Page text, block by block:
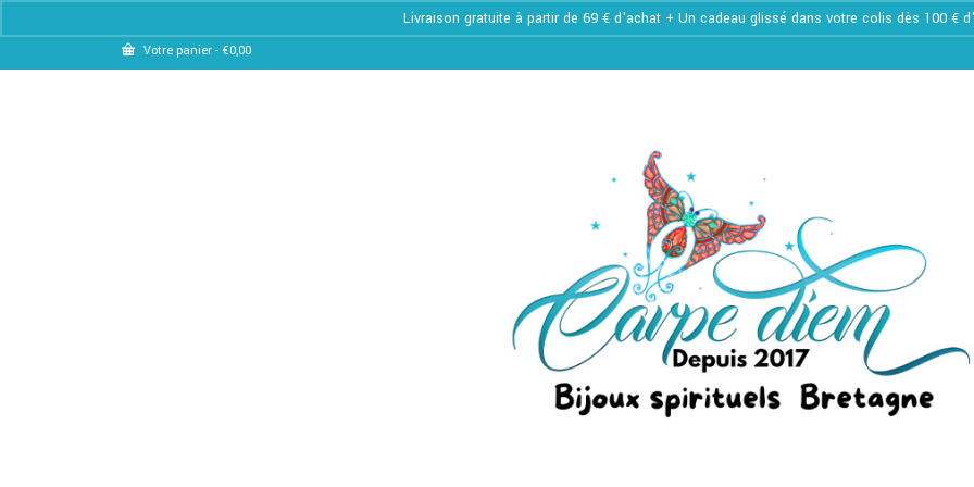
Livraison gratuite à partir de 69 € d'achat + Un cadeau glissé dans votre colis dès 100 €
Votre panier - €0,00